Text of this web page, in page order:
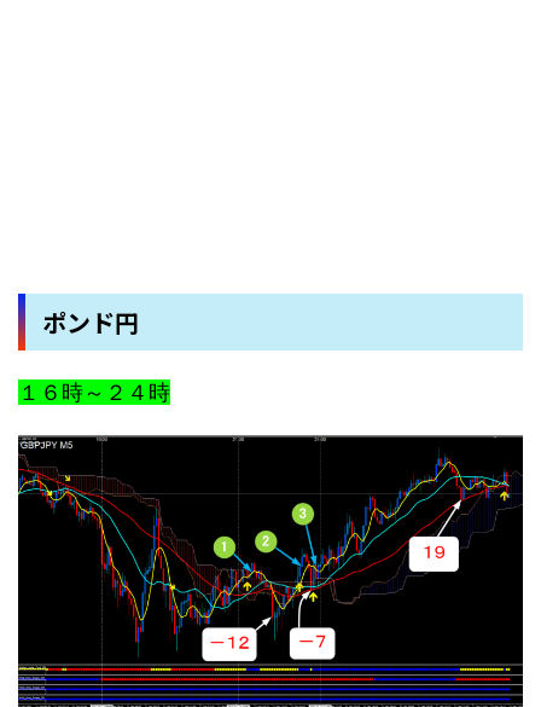
ポンド円
１６時～２４時